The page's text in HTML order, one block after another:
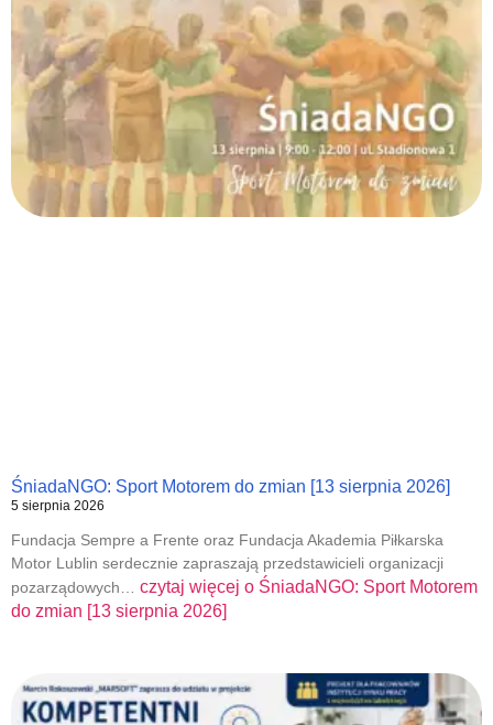
ŚniadaNGO: Sport Motorem do zmian [13 sierpnia 2026]
5 sierpnia 2026
Fundacja Sempre a Frente oraz Fundacja Akademia Piłkarska
Motor Lublin serdecznie zapraszają przedstawicieli organizacji
pozarządowych… czytaj więcej o ŚniadaNGO: Sport Motorem
do zmian [13 sierpnia 2026]